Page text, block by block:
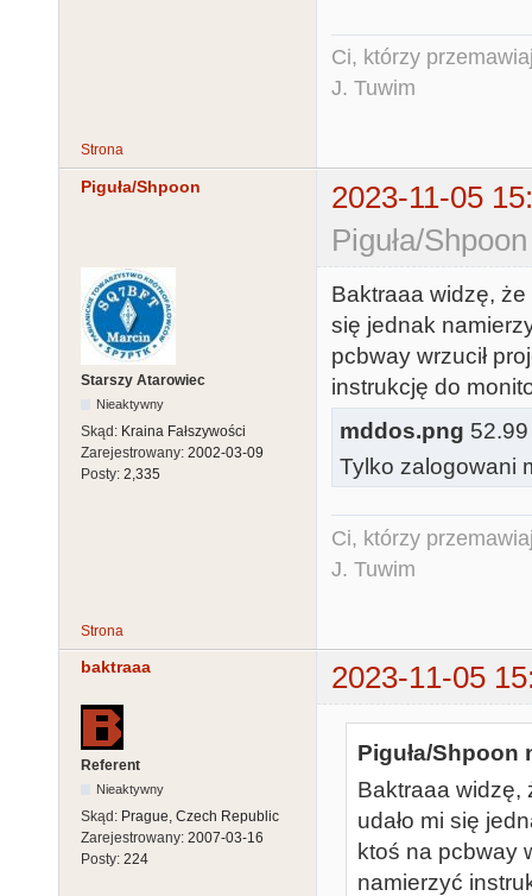
Ci, którzy
J. Tuwim
Strona
Piguła/Shpoon
2023-11-05
Piguła/
Starszy Atarowiec
Nieaktywny
Skąd: Kraina Fałszywości
Zarejestrowany: 2002-03-09
Posty: 2,335
Baktraaa widzę, że
się jednak
pcbway wrzucił
instrukcję do
mddos.png
Tylko zalogowani
Ci, którzy
J. Tuwim
Strona
baktraaa 2023-11-05
Referent
Nieaktywny
Skąd: Prague, Czech Republic
Zarejestrowany: 2007-03-16
Posty: 224
Piguła/Shpoon
Baktraaa widzę,
udało mi się
ktoś na pcbway
namierzyć